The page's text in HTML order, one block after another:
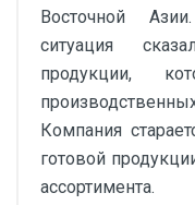
Восточной
ситуация
продукции,
Компания
готовой
ассортимента.